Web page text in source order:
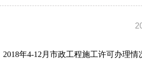
2018年4-12月市政工程施工许可办理情